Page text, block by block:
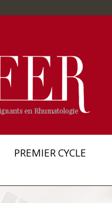
PREMIER CYCLE